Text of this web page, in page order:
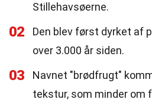
Stillehavsøerne.
02
Den blev først dyrket af
over 3.000 år siden.
03
Navnet "brødfrugt"
tekstur, som minder om